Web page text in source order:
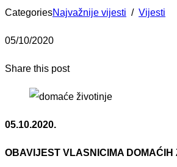
CategoriesNajvažnije vijesti / Vijesti
05/10/2020
Share this post
05.10.2020.
OBAVIJEST VLASNICIMA DOMAĆIH